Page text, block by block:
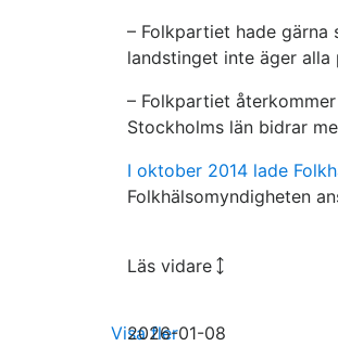
– Folkpartiet hade
landstinget inte äger alla
– Folkpartiet
Stockholms län bidrar
I oktober 2014 lade
Folkhälsomyndigheten
Läs vidare
2026-01-08
Visa fler